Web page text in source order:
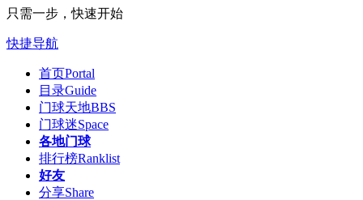
只需一步，快速开始
快捷导航
首页Portal
目录Guide
门球天地BBS
门球迷Space
各地门球
排行榜Ranklist
好友
分享Share